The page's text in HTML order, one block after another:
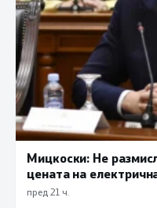
Мицкоски: Не
цената на
пред 21 ч.